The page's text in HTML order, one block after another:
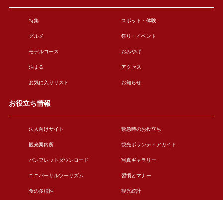
特集 スポット・体験
グルメ 祭り・イベント
モデルコース おみやげ
泊まる アクセス
お気に入りリスト お知らせ
お役立ち情報
法人向けサイト 緊急時のお役立ち
観光案内所 観光ボランティアガイド
パンフレットダウンロード 写真ギャラリー
ユニバーサルツーリズム 習慣とマナー
食の多様性 観光統計